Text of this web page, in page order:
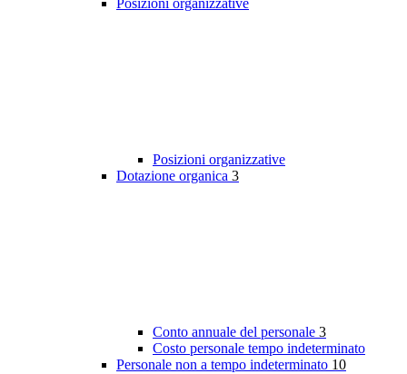
Posizioni organizzative
Posizioni organizzative
Dotazione organica 3
Conto annuale del personale 3
Costo personale tempo indeterminato
Personale non a tempo indeterminato 10